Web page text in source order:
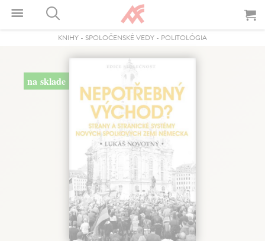
KNIHY - SPOLOČENSKÉ VEDY - POLITOLÓGIA
na sklade